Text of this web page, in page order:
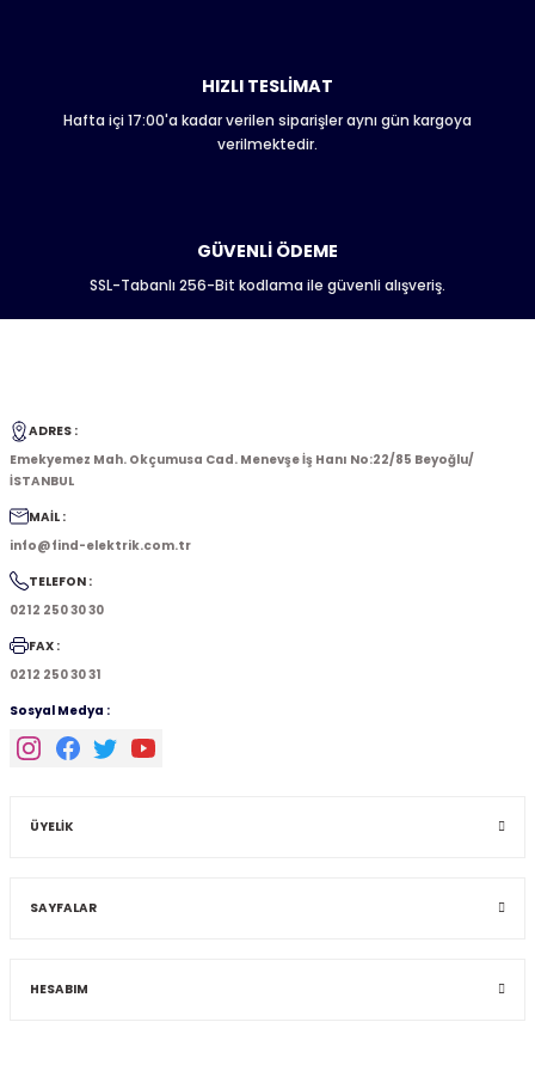
Gönder
HIZLI TESLİMAT
Hafta içi 17:00'a kadar verilen siparişler aynı gün kargoya
verilmektedir.
GÜVENLİ ÖDEME
SSL-Tabanlı 256-Bit kodlama ile güvenli alışveriş.
ADRES :
Emekyemez Mah. Okçumusa Cad. Menevşe İş Hanı No:22/85 Beyoğlu/
İSTANBUL
MAİL :
info@find-elektrik.com.tr
TELEFON :
0212 250 30 30
FAX :
0212 250 30 31
Sosyal Medya :
ÜYELİK
SAYFALAR
HESABIM